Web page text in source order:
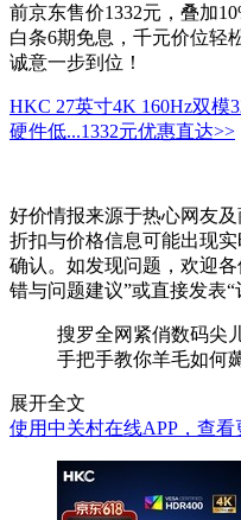
前京东售价1332元，叠加
白条6期免息，千元价位轻
诚意一步到位！
HKC 27英寸4K 160Hz双模
硬件低...1332元优惠直达>>
好价情报来源于热心网友
折扣与价格信息可能出现
确认。如发现问题，欢迎
错与问题建议”或直接发表“
搜罗全网紧俏数码尖
手把手教你羊毛如何
展开全文
使用中关村在线APP，查